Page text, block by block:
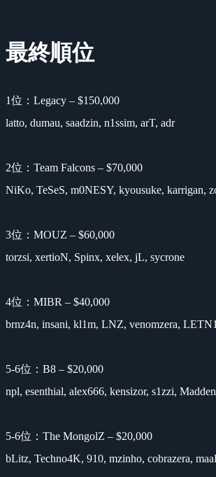
最終順位
1位：Legacy – $150,000
latto, dumau, saadzin, n1ssim, arT, adr
2位：Team Falcons – $70,000
NiKo, TeSeS, m0NESY, kyousuke, karrigan,
3位：MOUZ – $60,000
torzsi, xertioN, Spinx, xelex, jL, sycrone
4位：MIBR – $40,000
brnz4n, insani, kl1m, LNZ, venomzera, LETN1
5-6位：B8 – $20,000
npl, esenthial, alex666, kensizor, s1zzi,
5-6位：The MongolZ – $20,000
bLitz, Techno4K, 910, mzinho, cobrazera,